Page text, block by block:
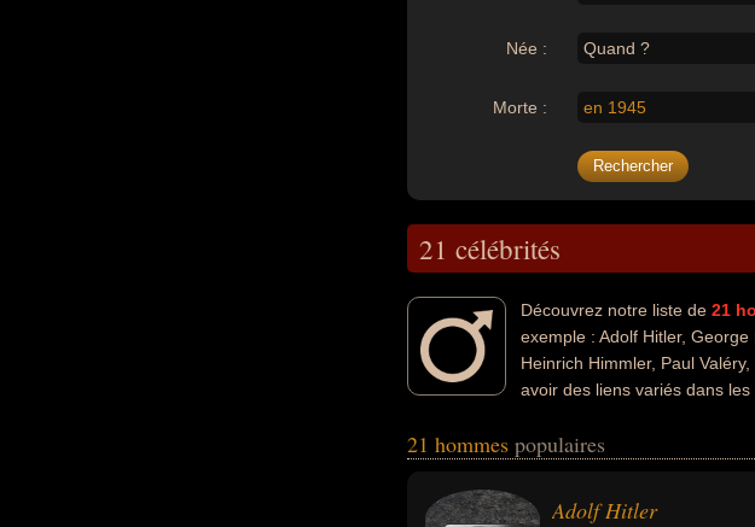
Née : Quand ?
Morte : en 1945
21 célébrités
Découvrez notre liste de 21
exemple : Adolf Hitler,
Heinrich Himmler, Paul
avoir des liens variés dans
chancelier, criminel contre l'humanité,
de leurs morts, ils peuvent avoir été
21 hommes populaires
Adolf Hitler